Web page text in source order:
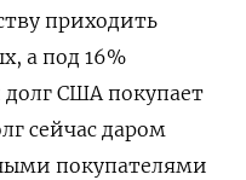
приходить
а под 16%
долг США покупает
сейчас даром
покупателями